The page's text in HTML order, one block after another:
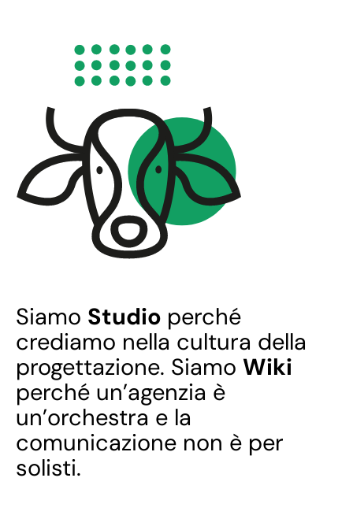
Siamo Studio perché
crediamo nella cultura della
progettazione. Siamo Wiki
perché un’agenzia è
un’orchestra e la
comunicazione non è per
solisti.